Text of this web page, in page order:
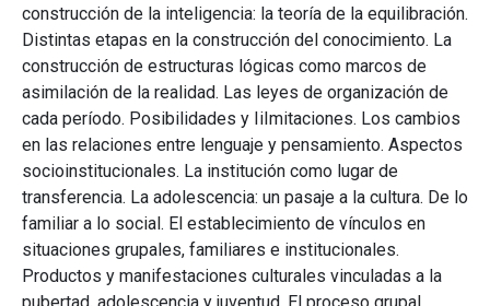
construcción de la inteligencia: la teoría de la equilibración.
Distintas etapas en la construcción del conocimiento. La
construcción de estructuras lógicas como marcos de
asimilación de la realidad. Las leyes de organización de
cada período. Posibilidades y IiImitaciones. Los cambios
en las relaciones entre lenguaje y pensamiento. Aspectos
socioinstitucionales. La institución como lugar de
transferencia. La adolescencia: un pasaje a la cultura. De lo
familiar a lo social. El establecimiento de vínculos en
situaciones grupales, familiares e institucionales.
Productos y manifestaciones culturales vinculadas a la